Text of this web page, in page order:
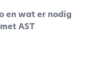
en wat er nodig
AST